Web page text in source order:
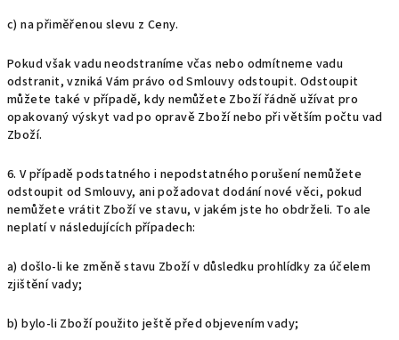
c) na přiměřenou slevu z Ceny.
Pokud však vadu neodstraníme včas nebo odmítneme vadu
odstranit, vzniká Vám právo od Smlouvy odstoupit. Odstoupit
můžete také v případě, kdy nemůžete Zboží řádně užívat pro
opakovaný výskyt vad po opravě Zboží nebo při větším počtu vad
Zboží.
6. V případě podstatného i nepodstatného porušení nemůžete
odstoupit od Smlouvy, ani požadovat dodání nové věci, pokud
nemůžete vrátit Zboží ve stavu, v jakém jste ho obdrželi. To ale
neplatí v následujících případech:
a) došlo-li ke změně stavu Zboží v důsledku prohlídky za účelem
zjištění vady;
b) bylo-li Zboží použito ještě před objevením vady;